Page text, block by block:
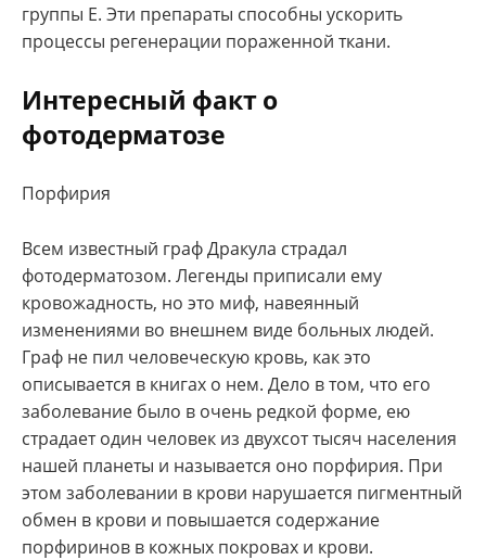
группы Е. Эти препараты способны ускорить
процессы регенерации пораженной ткани.
Интересный факт о
фотодерматозе
Порфирия
Всем известный граф Дракула страдал
фотодерматозом. Легенды приписали ему
кровожадность, но это миф, навеянный
изменениями во внешнем виде больных людей.
Граф не пил человеческую кровь, как это
описывается в книгах о нем. Дело в том, что его
заболевание было в очень редкой форме, ею
страдает один человек из двухсот тысяч населения
нашей планеты и называется оно порфирия. При
этом заболевании в крови нарушается пигментный
обмен в крови и повышается содержание
порфиринов в кожных покровах и крови.